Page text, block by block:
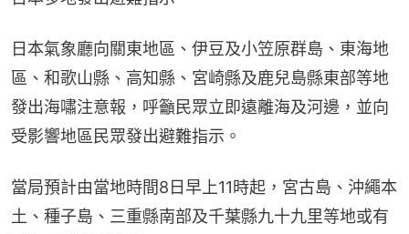
日本氣象廳向關東地區、伊豆及小笠原群島、東海地
區、和歌山縣、高知縣、宮崎縣及鹿兒島縣東部等地
發出海嘯注意報，呼籲民眾立即遠離海及河邊，並向
受影響地區民眾發出避難指示。
當局預計由當地時間8日早上11時起，宮古島、沖繩本
土、種子島、三重縣南部及千葉縣九十九里等地或有